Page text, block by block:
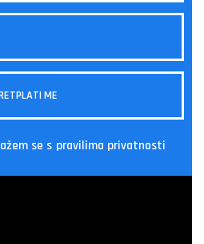
se s pravilima privatnosti